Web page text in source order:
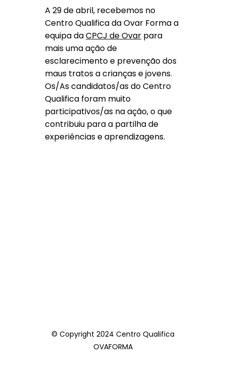
A 29 de abril, recebemos no
Centro Qualifica da Ovar Forma a
equipa daCPCJ de Ovar para
mais uma ação de
esclarecimento e prevenção dos
maus tratos a crianças e jovens.
Os/As candidatos/as do Centro
Qualifica foram muito
participativos/as na ação, o que
contribuiu para a partilha de
experiências e aprendizagens.
© Copyright 2024 Centro Qualifica
OVAFORMA